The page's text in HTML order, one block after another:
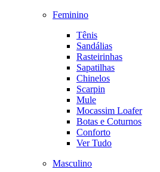
Feminino
Tênis
Sandálias
Rasteirinhas
Sapatilhas
Chinelos
Scarpin
Mule
Mocassim Loafer
Botas e Coturnos
Conforto
Ver Tudo
Masculino